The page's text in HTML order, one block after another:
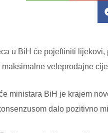
u BiH će pojeftiniti
veleprodajne
ministara BiH je krajem
dalo pozitivno